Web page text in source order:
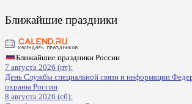
Ближайшие праздники
Ближайшие праздники России
7 августа 2026 (пт):
День Службы специальной связи и информации
охраны России
8 августа 2026 (сб):